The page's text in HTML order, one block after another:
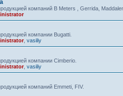
компаний B Meters , Gerrida,
компании Bugatti.
, vasiliy
компании Cimberio.
, vasiliy
компаний Emmeti, FIV.